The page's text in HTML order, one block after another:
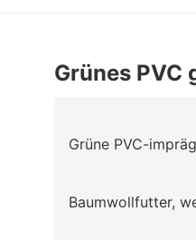
Grünes
Grüne PVC-
Baumwollfutter,